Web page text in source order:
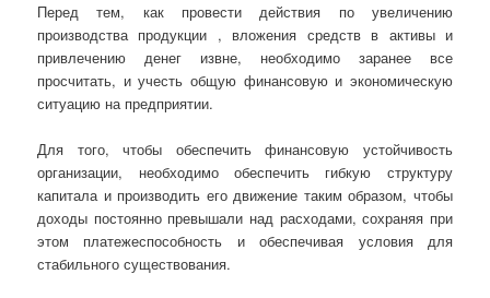
Перед тем, как провести действия по увеличению
производства продукции , вложения средств в активы и
привлечению денег извне, необходимо заранее все
просчитать, и учесть общую финансовую и экономическую
ситуацию на предприятии.
Для того, чтобы обеспечить финансовую устойчивость
организации, необходимо обеспечить гибкую структуру
капитала и производить его движение таким образом, чтобы
доходы постоянно превышали над расходами, сохраняя при
этом платежеспособность и обеспечивая условия для
стабильного существования.